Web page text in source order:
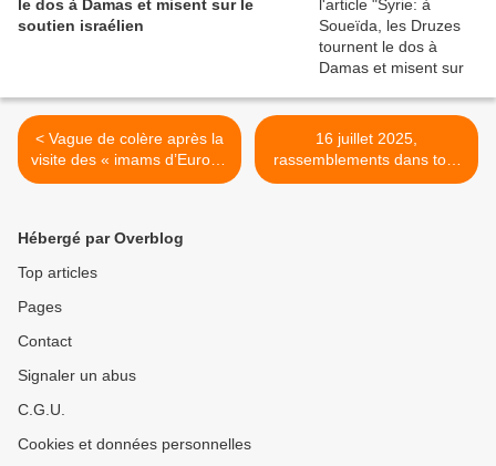
le dos à Damas et misent sur le
soutien israélien
< Vague de colère après la
visite des « imams d’Europe
» en Israël : un seul est
d’Europe »
16 juillet 2025,
rassemblements dans tout
le pays pour exiger la
Hébergé par Overblog
Top articles
Pages
Contact
Signaler un abus
C.G.U.
Cookies et données personnelles